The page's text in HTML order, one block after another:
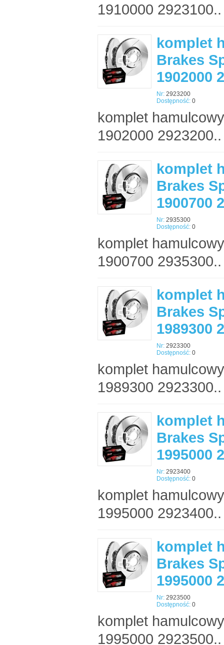
1910000 2923100..
komplet
Brakes
1902000
Nr: 2923200
Dostępność: 0
komplet
1902000 2923200..
komplet
Brakes
1900700
Nr: 2935300
Dostępność: 0
komplet
1900700 2935300..
komplet
Brakes
1989300
Nr: 2923300
Dostępność: 0
komplet
1989300 2923300..
komplet
Brakes
1995000
Nr: 2923400
Dostępność: 0
komplet
1995000 2923400..
komplet
Brakes
1995000
Nr: 2923500
Dostępność: 0
komplet
1995000 2923500..